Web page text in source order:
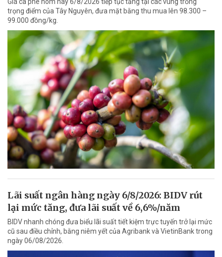
trọng điểm của Tây Nguyên, đưa mặt bằng thu mua lên 98.300 –
99.000 đồng/kg.
Lãi suất ngân hàng ngày 6/8/2026: BIDV rút
lại mức tăng, đưa lãi suất về 6,6%/năm
BIDV nhanh chóng đưa biểu lãi suất tiết kiệm trực tuyến trở lại mức
cũ sau điều chỉnh, bằng niêm yết của Agribank và VietinBank trong
ngày 06/08/2026.